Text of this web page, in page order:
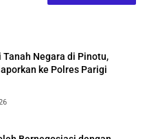
Tanah Negara di Pinotu,
ke Polres Parigi